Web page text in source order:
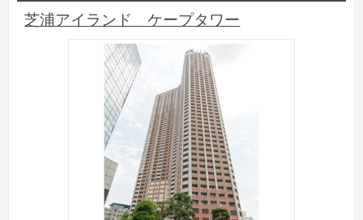
芝浦アイランド ケープタワー